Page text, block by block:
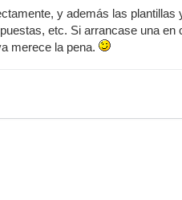
y además las
etc. Si arrancase una
merece la pena.